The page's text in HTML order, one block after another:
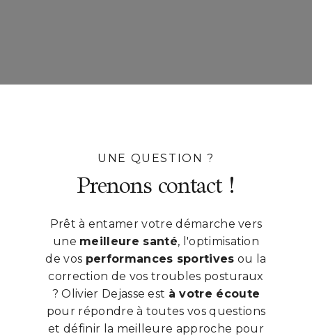
UNE QUESTION ?
Prenons contact !
Prêt à entamer votre démarche vers
une meilleure santé, l'optimisation
de vos performances sportives ou la
correction de vos troubles posturaux
? Olivier Dejasse est à votre écoute
pour répondre à toutes vos questions
et définir la meilleure approche pour